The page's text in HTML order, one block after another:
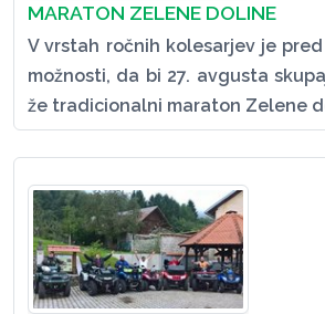
MARATON ZELENE DOLINE
V vrstah ročnih kolesarjev je
možnosti, da bi 27. avgusta
že tradicionalni maraton Zelene